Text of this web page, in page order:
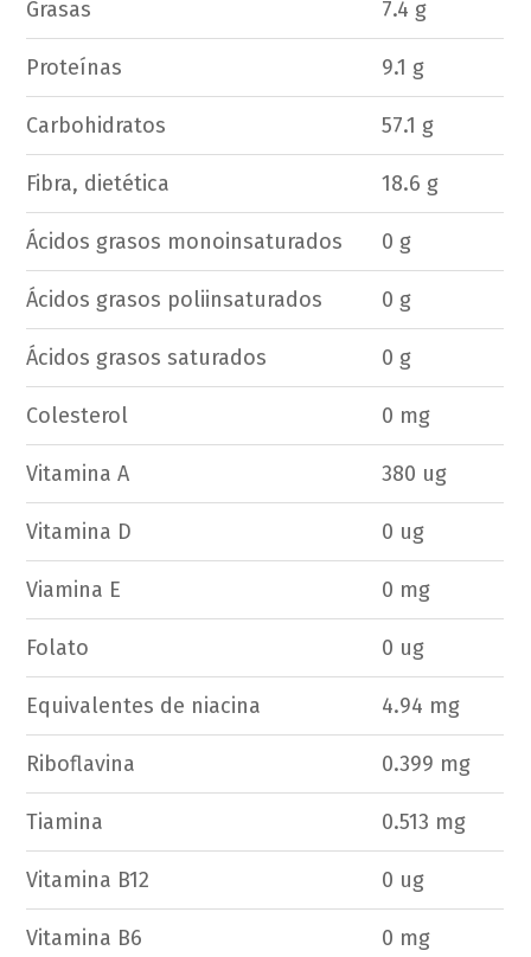
Grasas 7.4 g
Proteínas 9.1 g
Carbohidratos 57.1 g
Fibra, dietética 18.6 g
Ácidos grasos monoinsaturados 0 g
Ácidos grasos poliinsaturados 0 g
Ácidos grasos saturados 0 g
Colesterol 0 mg
Vitamina A 380 ug
Vitamina D 0 ug
Viamina E 0 mg
Folato 0 ug
Equivalentes de niacina 4.94 mg
Riboflavina 0.399 mg
Tiamina 0.513 mg
Vitamina B12 0 ug
Vitamina B6 0 mg